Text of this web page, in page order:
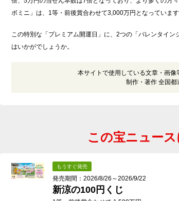
ボミニ」は、1等・前後賞合わせて3,000万円となっています
この特別な「プレミアム開運日」に、2つの「バレンタイ
はいかがでしょうか。
本サイトで使用している文章・画像
制作・著作 全国
この宝ニュー
もうすぐ発売
発売期間：2026/8/26～2026/9/22
新涼の100円くじ